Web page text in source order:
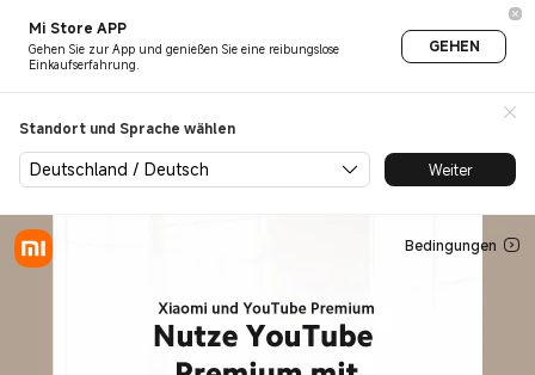
Mi Store APP
Gehen Sie zur App und genießen Sie eine reibungslose
Einkaufserfahrung.
GEHEN
Standort und Sprache wählen
Deutschland / Deutsch Weiter
Xiaomi und YouTube
Bedingungen